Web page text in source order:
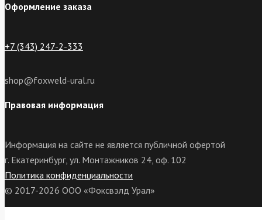
Оформление заказа
+7 (343) 247-2-333
shop@foxweld-ural.ru
Правовая информация
Информация на сайте не является публичной офертой
г. Екатеринбург, ул. Монтажников 24, оф. 102
Политика конфиденциальности
© 2017-2026 ООО «Фоксвэлд Урал»